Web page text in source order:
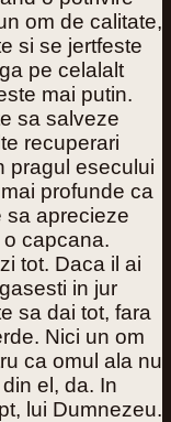
om de calitate,
si se jertfeste
pe celalalt
mai putin.
sa salveze
recuperari
pragul esecului
profunde ca
sa aprecieze
capcana.
tot. Daca il ai
in jur
sa dai tot, fara
Nici un om
ca omul ala nu
el, da. In
lui Dumnezeu.